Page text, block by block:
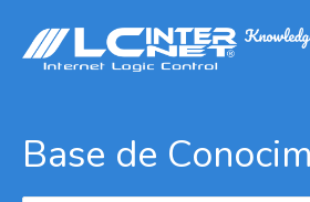
Base de